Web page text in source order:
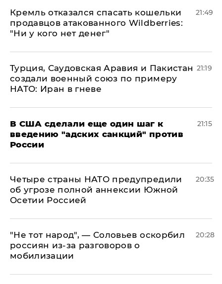
Кремль отказался спасать кошельки
продавцов атакованного Wildberries:
"Ни у кого нет денег"
21:49
Турция, Саудовская Аравия и Пакистан
создали военный союз по примеру
НАТО: Иран в гневе
21:19
В США сделали еще один шаг к
введению "адских санкций" против
России
21:15
Четыре страны НАТО предупредили
об угрозе полной аннексии Южной
Осетии Россией
20:35
​"Не тот народ", — Соловьев оскорбил
россиян из-за разговоров о
мобилизации
20:28